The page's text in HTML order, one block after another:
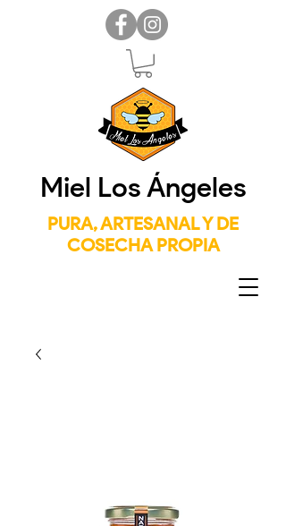
Miel Los Ángeles
PURA, ARTESANAL Y DE
COSECHA PROPIA